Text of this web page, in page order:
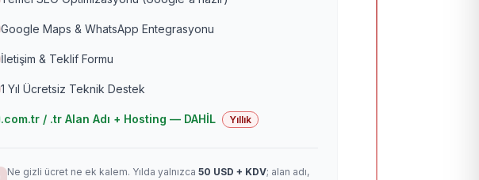
Google Maps & WhatsApp Entegrasyonu
İletişim & Teklif Formu
1 Yıl Ücretsiz Teknik Destek
.com.tr / .tr Alan Adı + Hosting — DAHİL Yıllık
Ne gizli ücret ne ek kalem. Yılda yalnızca 50 USD + KDV; alan adı,